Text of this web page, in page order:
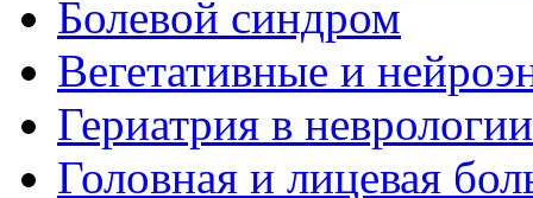
Болевой синдром
Вегетативные и
Гериатрия в неврологии
Головная и лицевая